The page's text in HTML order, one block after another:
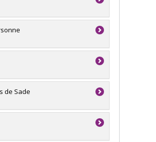
de Sade